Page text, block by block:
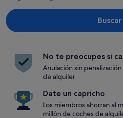
Buscar
No te preocupes si
Anulación sin
de alquiler
Date un capricho
Los miembros ahorran al
millón de coches de